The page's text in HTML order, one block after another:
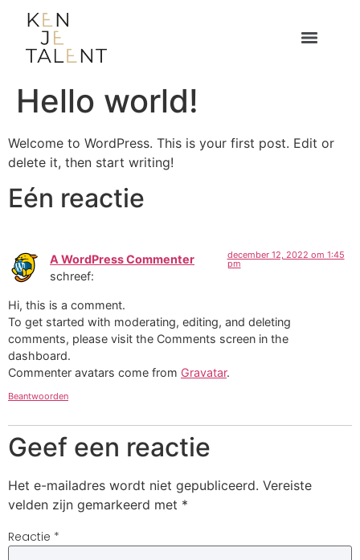
Hello world!
Welcome to WordPress. This is your first post. Edit or
delete it, then start writing!
Eén reactie
A WordPress Commenter
schreef:
december 12, 2022 om 1:45
pm
Hi, this is a comment.
To get started with moderating, editing, and deleting
comments, please visit the Comments screen in the
dashboard.
Commenter avatars come from Gravatar.
Beantwoorden
Geef een reactie
Het e-mailadres wordt niet gepubliceerd. Vereiste
velden zijn gemarkeerd met *
Reactie *